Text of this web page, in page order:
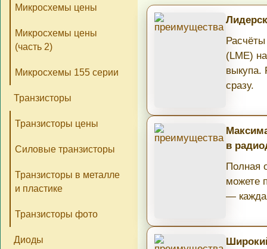
(LME)
выкупа.
сразу.
в
Полная
можете
—
Микросхемы цены
Микросхемы цены
(часть 2)
Микросхемы 155 серии
Транзисторы
Транзисторы цены
Силовые транзисторы
Транзисторы в металле
и пластике
Транзисторы фото
Диоды